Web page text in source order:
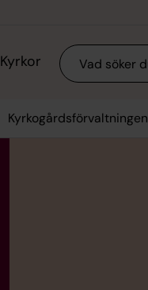
Kyrkor Sök
Kyrkogårdsförvaltningen